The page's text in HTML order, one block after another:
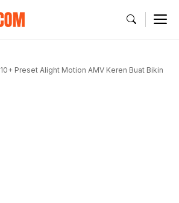
10+ Preset Alight Motion AMV Keren Buat Bikin